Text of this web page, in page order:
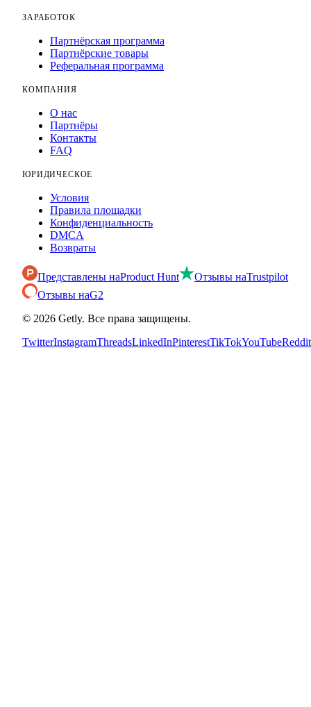
ЗАРАБОТОК
Партнёрская программа
Партнёрские товары
Реферальная программа
КОМПАНИЯ
О нас
Партнёры
Контакты
FAQ
ЮРИДИЧЕСКОЕ
Условия
Правила площадки
Конфиденциальность
DMCA
Возвраты
Представлены наProduct Hunt Отзывы наTrustpilot
Отзывы наG2
© 2026 Getly. Все права защищены.
TwitterInstagramThreadsLinkedInPinterestTikTokYouTubeReddit